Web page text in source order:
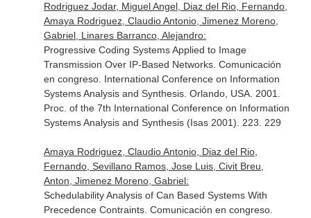
Rodriguez Jodar, Miguel Angel, Diaz del Rio, Fernando,
Amaya Rodriguez, Claudio Antonio, Jimenez Moreno,
Gabriel, Linares Barranco, Alejandro:
Progressive Coding Systems Applied to Image
Transmission Over IP-Based Networks. Comunicación
en congreso. International Conference on Information
Systems Analysis and Synthesis. Orlando, USA. 2001.
Proc. of the 7th International Conference on Information
Systems Analysis and Synthesis (Isas 2001). 223. 229
Amaya Rodriguez, Claudio Antonio, Diaz del Rio,
Fernando, Sevillano Ramos, Jose Luis, Civit Breu,
Anton, Jimenez Moreno, Gabriel:
Schedulability Analysis of Can Based Systems With
Precedence Contraints. Comunicación en congreso.